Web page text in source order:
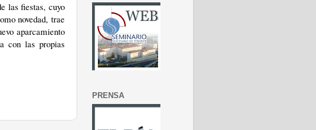
las fiestas, cuyo
novedad, trae
aparcamiento
con las propias
PRENSA